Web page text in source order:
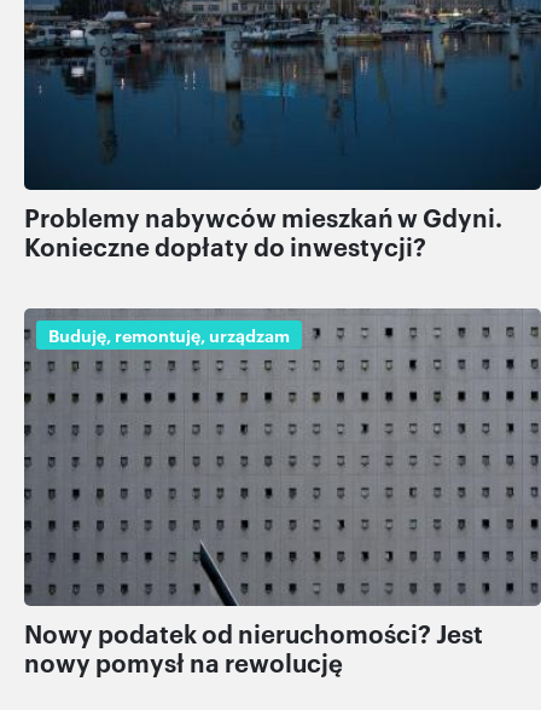
Problemy nabywców mieszkań w Gdyni.
Konieczne dopłaty do inwestycji?
Buduję, remontuję, urządzam
Nowy podatek od nieruchomości? Jest
nowy pomysł na rewolucję